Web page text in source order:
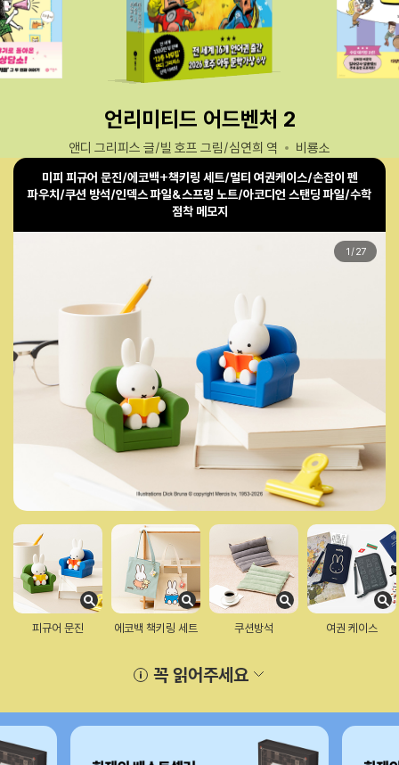
언리미티드 어드벤처 2
앤디 그리피스 글/빌 호프 그림/심연희 역 비룡소
미피 피규어 문진/에코백+책키링 세트/멀티 여권케이스/손잡이 펜
파우치/쿠션 방석/인덱스 파일&스프링 노트/아코디언 스탠딩 파일/수학
점착 메모지
1 /27
피규어 문진 에코백 책키링 세트 쿠션방석 여권 케이스
꼭 읽어주세요